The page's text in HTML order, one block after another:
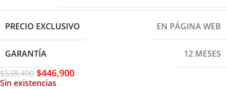
PRECIO EXCLUSIVO EN PÁGINA WEB
GARANTÍA
12 MESES
$538,400 $446,900
Sin existencias